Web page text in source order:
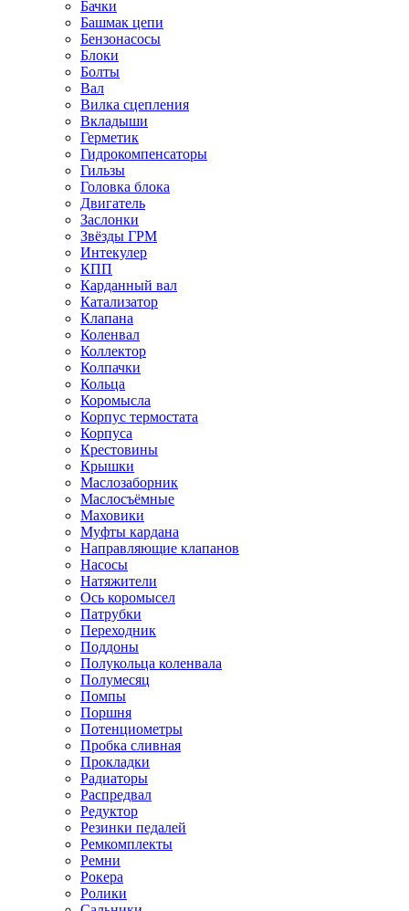
Бачки
Башмак цепи
Бензонасосы
Блоки
Болты
Вал
Вилка сцепления
Вкладыши
Герметик
Гидрокомпенсаторы
Гильзы
Головка блока
Двигатель
Заслонки
Звёзды ГРМ
Интекулер
КПП
Карданный вал
Катализатор
Клапана
Коленвал
Коллектор
Колпачки
Кольца
Коромысла
Корпус термостата
Корпуса
Крестовины
Крышки
Маслозаборник
Маслосъёмные
Маховики
Муфты кардана
Направляющие клапанов
Насосы
Натяжители
Ось коромысел
Патрубки
Переходник
Поддоны
Полукольца коленвала
Полумесяц
Помпы
Поршня
Потенциометры
Пробка сливная
Прокладки
Радиаторы
Распредвал
Редуктор
Резинки педалей
Ремкомплекты
Ремни
Рокера
Ролики